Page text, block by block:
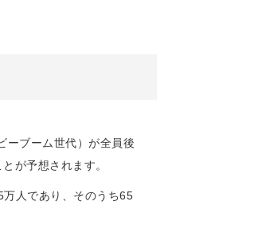
ーブーム世代）が全員後
が予想されます。
人であり、そのうち65